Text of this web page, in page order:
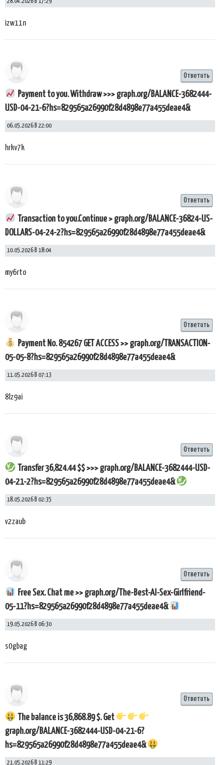
28.04.2026 В 17:29
izw11n
Payment to you. Withdraw >>> graph.org/BALANCE-3682444-
USD-04-21-6?hs=829565a26990f28d4898e77a455deae4&
06.05.2026 В 22:00
hrkv7k
Ответить
Transaction to you.Continue > graph.org/BALANCE-36824-US-
DOLLARS-04-24-2?hs=829565a26990f28d4898e77a455deae4&
10.05.2026 В 18:04
my6rto
Ответить
Payment No. 854267 GET ACCESS >> graph.org/TRANSACTION-
05-05-8?hs=829565a26990f28d4898e77a455deae4&
11.05.2026 В 07:13
8lz9ai
Ответить
Transfer 36,824.44 $$ >>> graph.org/BALANCE-3682444-USD-
04-21-2?hs=829565a26990f28d4898e77a455deae4&
18.05.2026 В 02:35
v2zaub
Ответить
Free Sex. Chat me >> graph.org/The-Best-AI-Sex-Girlfriend-
05-11?hs=829565a26990f28d4898e77a455deae4&
19.05.2026 В 06:30
s0gbag
Ответить
The balance is 36,868.89 $. Get
graph.org/BALANCE-3682444-USD-04-21-6?
hs=829565a26990f28d4898e77a455deae4&
21.05.2026 В 11:29
Ответить